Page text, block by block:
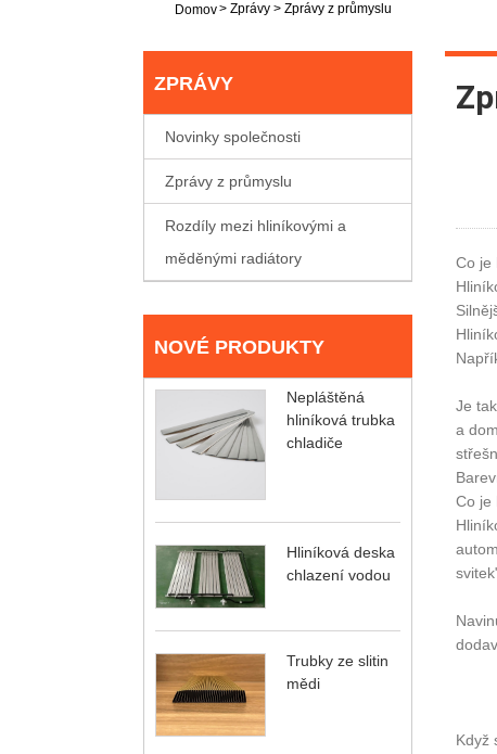
Domov> Zprávy > Zprávy z průmyslu
ZPRÁVY
Novinky společnosti
Zprávy z průmyslu
Rozdíly mezi hliníkovými a
měděnými radiátory
NOVÉ PRODUKTY
Nepláštěná
hliníková trubka
chladiče
Hliníková deska
chlazení vodou
Trubky ze slitin
mědi
Co je
Je
a
Co je
Když